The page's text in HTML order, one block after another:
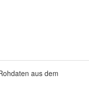
aus dem